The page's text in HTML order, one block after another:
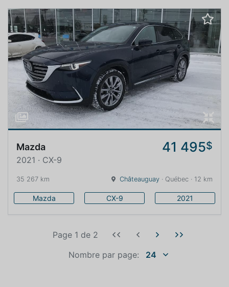
Mazda 41 495$
2021 · CX-9
35 267 km Châteauguay · Québec · 12 km
Mazda CX-9 2021
Nombre par page: 24
Page 1 de2